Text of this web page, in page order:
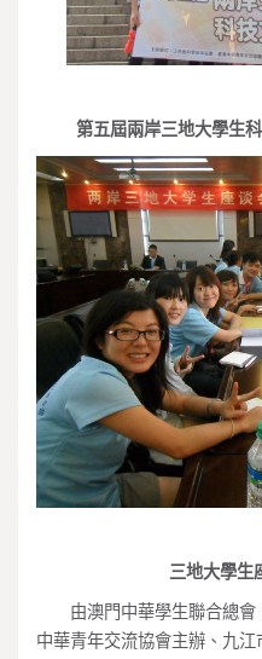
第五屆兩岸三地大學生
三地大學生
由澳門中華學生聯合總會
中華青年交流協會主辦、九